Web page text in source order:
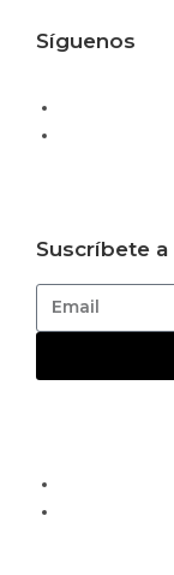
Síguenos
Suscríbete